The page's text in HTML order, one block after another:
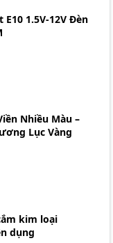
hồ thời gian
thiết bị nhúng.
vi điều khiển.
1.5V-12V Đèn
Nhiều Màu –
Lục Vàng
kim loại
dụng